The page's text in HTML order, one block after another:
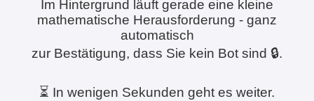
Im Hintergrund läuft gerade eine kleine
mathematische Herausforderung - ganz
automatisch
zur Bestätigung, dass Sie kein Bot sind 🔒.
⏳ In wenigen Sekunden geht es weiter.